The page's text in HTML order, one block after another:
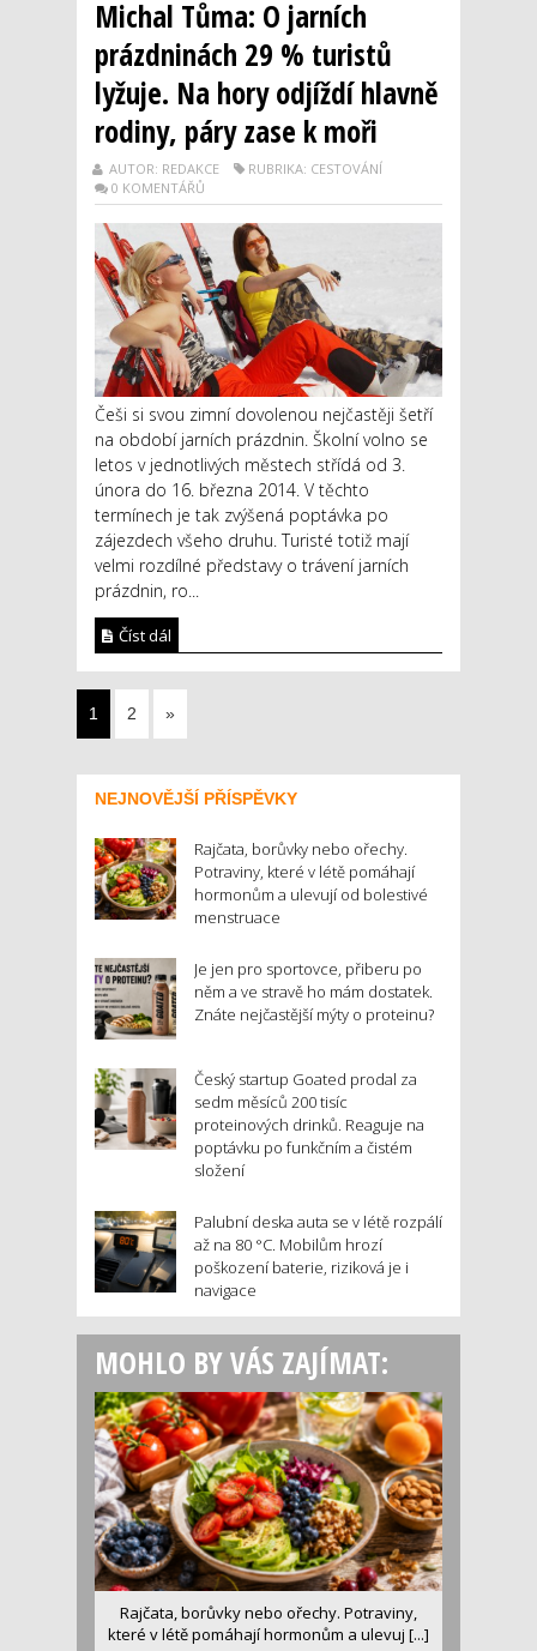
Michal Tůma: O jarních
prázdninách 29 % turistů
lyžuje. Na hory odjíždí hlavně
rodiny, páry zase k moři
AUTOR: REDAKCE
RUBRIKA: CESTOVÁNÍ
0 KOMENTÁŘŮ
Češi si svou zimní dovolenou nejčastěji šetří
na období jarních prázdnin. Školní volno se
letos v jednotlivých městech střídá od 3.
února do 16. března 2014. V těchto
termínech je tak zvýšená poptávka po
zájezdech všeho druhu. Turisté totiž mají
velmi rozdílné představy o trávení jarních
prázdnin, ro...
Číst dál
1 2 »
NEJNOVĚJŠÍ PŘÍSPĚVKY
Rajčata, borůvky nebo ořechy.
Potraviny, které v létě pomáhají
hormonům a ulevují od bolestivé
menstruace
Je jen pro sportovce, přiberu po
něm a ve stravě ho mám dostatek.
Znáte nejčastější mýty o proteinu?
Český startup Goated prodal za
sedm měsíců 200 tisíc
proteinových drinků. Reaguje na
poptávku po funkčním a čistém
složení
Palubní deska auta se v létě rozpálí
až na 80 °C. Mobilům hrozí
poškození baterie, riziková je i
navigace
MOHLO BY VÁS ZAJÍMAT:
Rajčata, borůvky nebo ořechy. Potraviny,
které v létě pomáhají hormonům a ulevuj [...]